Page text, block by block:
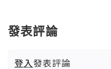
發表評論
登入發表評論